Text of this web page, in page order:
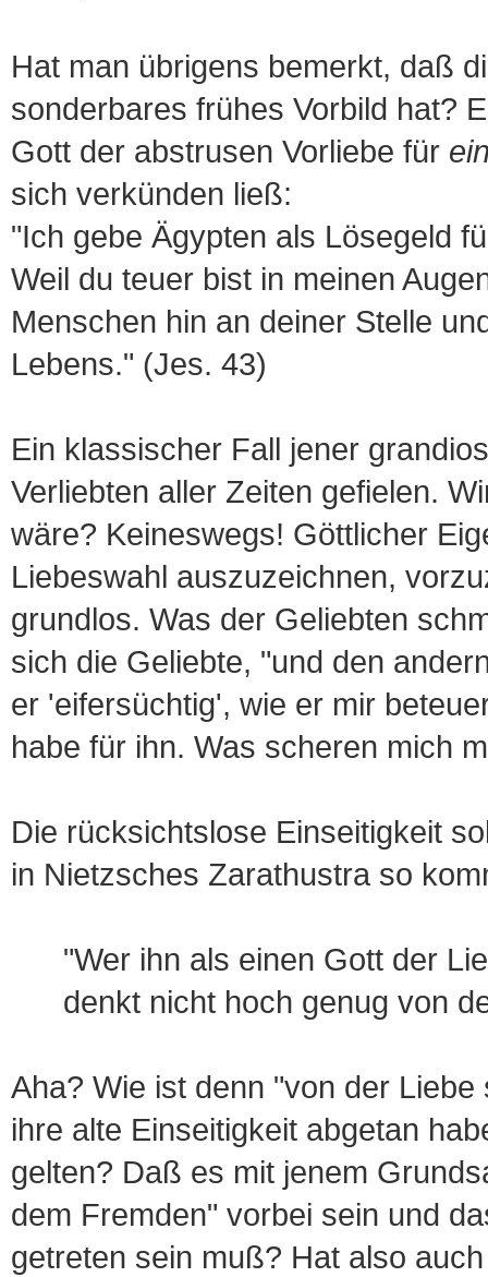
Hat man übrigens bemerkt, daß
sonderbares frühes Vorbild hat?
Gott der abstrusen Vorliebe für
sich verkünden ließ:
"Ich gebe Ägypten als Lösegeld
Weil du teuer bist in meinen
Menschen hin an deiner Stelle
Lebens." (Jes. 43)
Ein klassischer Fall jener
Verliebten aller Zeiten gefielen.
wäre? Keineswegs! Göttlicher
Liebeswahl auszuzeichnen,
grundlos. Was der Geliebten
sich die Geliebte, "und den
er 'eifersüchtig', wie er mir
habe für ihn. Was scheren mich
Die rücksichtslose Einseitigkeit
in Nietzsches Zarathustra so
"Wer ihn als einen Gott der
denkt nicht hoch genug von
Aha? Wie ist denn "von der
ihre alte Einseitigkeit abgetan
gelten? Daß es mit jenem
dem Fremden" vorbei sein und
getreten sein muß? Hat also